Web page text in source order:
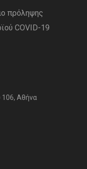
πρόληψης
COVID-19
Αθήνα